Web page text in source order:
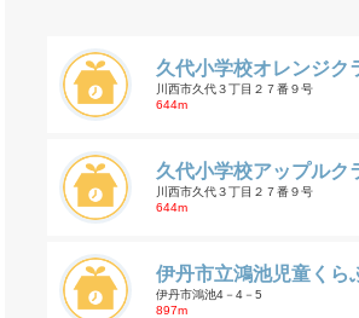
久代小学校オレンジク
川西市久代３丁目２７番９号
644m
久代小学校アップルク
川西市久代３丁目２７番９号
644m
伊丹市立鴻池児童くら
伊丹市鴻池4－4－5
897m